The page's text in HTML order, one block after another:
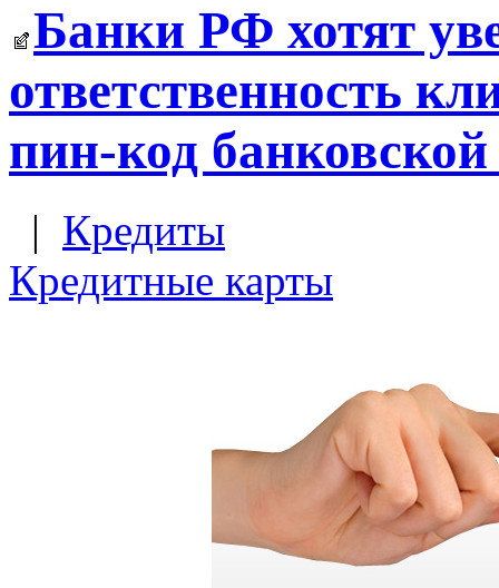
Банки РФ хотят
ответственность
пин-код
| Кредиты
Кредитные карты